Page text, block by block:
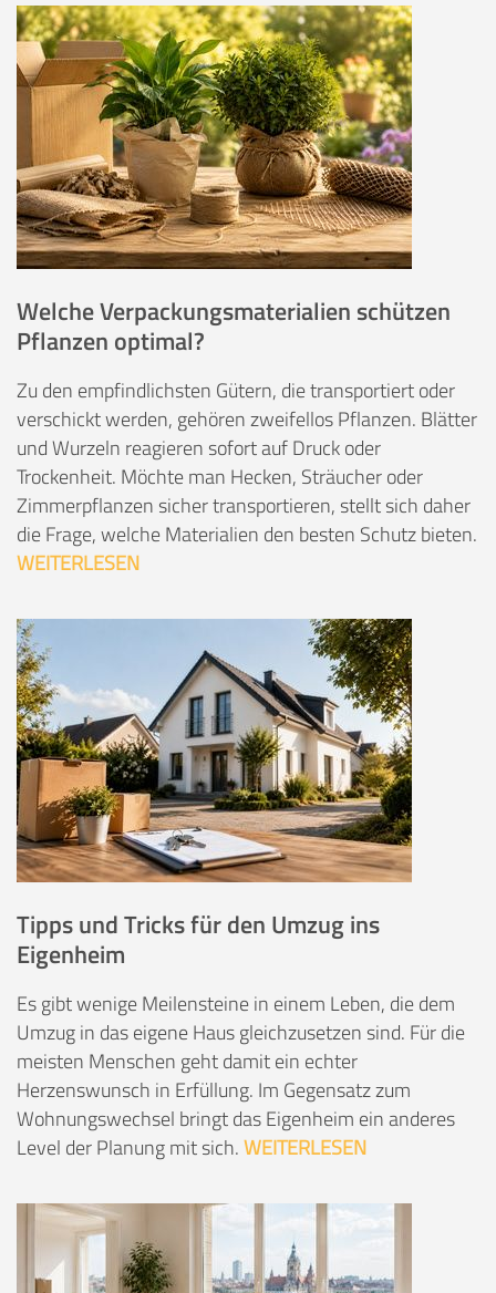
Welche Verpackungsmaterialien schützen
Pflanzen optimal?
Zu den empfindlichsten Gütern, die transportiert oder
verschickt werden, gehören zweifellos Pflanzen. Blätter
und Wurzeln reagieren sofort auf Druck oder
Trockenheit. Möchte man Hecken, Sträucher oder
Zimmerpflanzen sicher transportieren, stellt sich daher
die Frage, welche Materialien den besten Schutz bieten.
WEITERLESEN
Tipps und Tricks für den Umzug ins
Eigenheim
Es gibt wenige Meilensteine in einem Leben, die dem
Umzug in das eigene Haus gleichzusetzen sind. Für die
meisten Menschen geht damit ein echter
Herzenswunsch in Erfüllung. Im Gegensatz zum
Wohnungswechsel bringt das Eigenheim ein anderes
Level der Planung mit sich.WEITERLESEN